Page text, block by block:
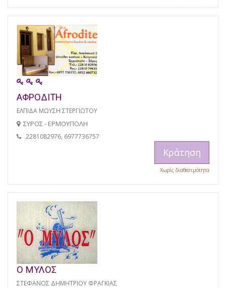
ΑΦΡΟΔΙΤΗ
ΕΛΠΙΔΑ ΜΩΥΣΗ ΣΤΕΡΓΙΩΤΟΥ
ΣΥΡΟΣ - ΕΡΜΟΥΠΟΛΗ
2281082976, 6977736757
Κράτηση
Χωρίς διαθεσιμότητα
Ο ΜΥΛΟΣ
ΣΤΕΦΑΝΟΣ ΔΗΜΗΤΡΙΟΥ ΦΡΑΓΚΙΑΣ